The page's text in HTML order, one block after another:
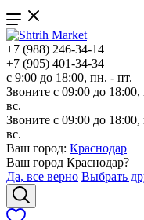
+7 (988) 246-34-14
+7 (905) 401-34-34
с 9:00 до 18:00, пн. - пт.
Звоните с 09:00 до
вс.
Звоните с 09:00 до
вс.
Ваш город: Краснодар
Ваш город Краснодар?
Да, все верно Выбрать